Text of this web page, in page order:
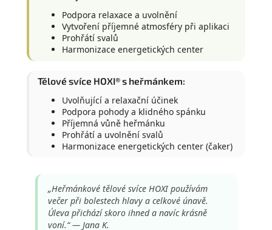
Podpora relaxace a uvolnění
Vytvoření příjemné atmosféry při aplikaci
Prohřátí svalů
Harmonizace energetických center
Tělové svíce HOXI® s heřmánkem:
Uvolňující a relaxační účinek
Podpora pohody a klidného spánku
Příjemná vůně heřmánku
Prohřátí a uvolnění svalů
Harmonizace energetických center (čaker)
„Heřmánkové tělové svíce HOXI používám
večer při bolestech hlavy a celkové únavě.
Úleva přichází skoro ihned a navíc krásně
voní.“ — Jana K.